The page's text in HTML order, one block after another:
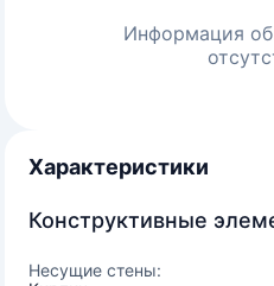
Информация об
Характеристики
Конструктивные
Несущие стены: